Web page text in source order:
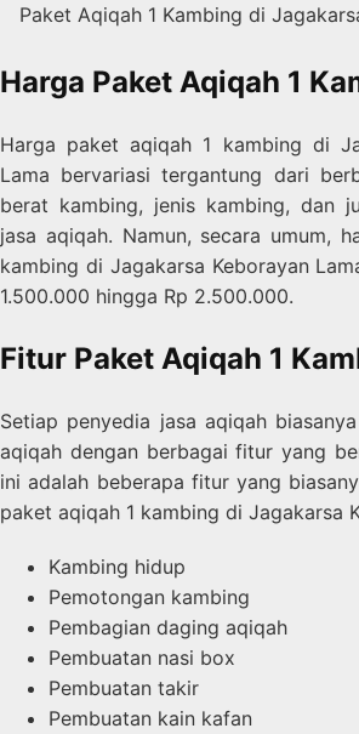
Paket Aqiqah 1 Kambing di
Harga Paket Aqiqah 1
Harga paket aqiqah 1 kambing di
Lama bervariasi tergantung dari
berat kambing, jenis kambing, dan
jasa aqiqah. Namun, secara umum,
kambing di Jagakarsa Keborayan
1.500.000 hingga Rp 2.500.000.
Fitur Paket Aqiqah 1
Setiap penyedia jasa aqiqah
aqiqah dengan berbagai fitur yang
ini adalah beberapa fitur yang
paket aqiqah 1 kambing di Jagakarsa
Kambing hidup
Pemotongan kambing
Pembagian daging aqiqah
Pembuatan nasi box
Pembuatan takir
Pembuatan kain kafan